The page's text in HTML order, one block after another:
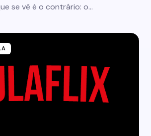
se vê é o contrário: o…